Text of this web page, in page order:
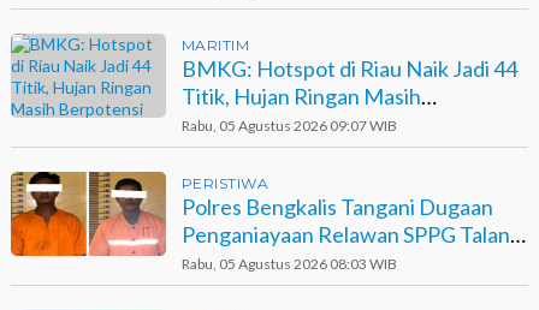
MARITIM
BMKG: Hotspot di Riau Naik Jadi 44
Titik, Hujan Ringan Masih
Berpotensi Terjadi
Rabu, 05 Agustus 2026 09:07 WIB
PERISTIWA
Polres Bengkalis Tangani Dugaan
Penganiayaan Relawan SPPG Talang
Muandau
Rabu, 05 Agustus 2026 08:03 WIB